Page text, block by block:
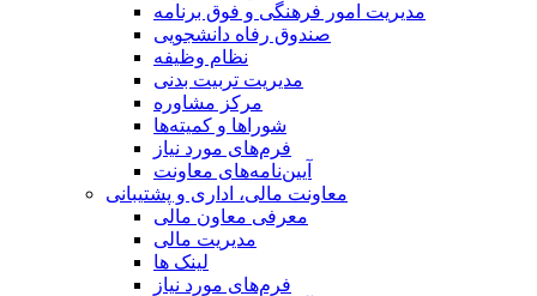
مدیریت امور فرهنگی و فوق برنامه
صندوق رفاه دانشجویی
نظام وظیفه
مدیریت تربیت بدنی
مرکز مشاوره
شوراها و کمیته‌ها
فرم‌های مورد نیاز
آیین‌نامه‌های معاونت
معاونت مالی، اداری و پشتیبانی
معرفی معاون مالی
مدیریت مالی
لینک ها
فرم‌های مورد نیاز